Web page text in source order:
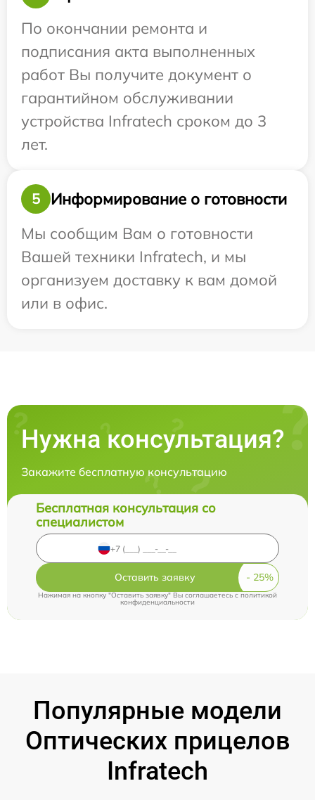
По окончании ремонта и
подписания акта выполненных
работ Вы получите документ о
гарантийном обслуживании
устройства Infratech сроком до 3
лет.
5
Информирование о готовности
Мы сообщим Вам о готовности
Вашей техники Infratech, и мы
организуем доставку к вам домой
или в офис.
Нужна консультация?
Закажите бесплатную консультацию
Бесплатная консультация со
специалистом
Оставить заявку
Нажимая на кнопку "Оставить заявку" Вы соглашаетесь c политикой
конфиденциальности
Популярные модели
Оптических прицелов
Infratech